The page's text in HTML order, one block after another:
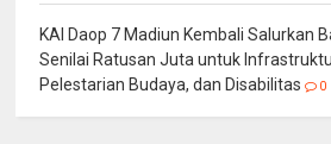
KAI Daop 7 Madiun Kembali Salurkan
Senilai Ratusan Juta untuk
Pelestarian Budaya, dan Disabilitas
0